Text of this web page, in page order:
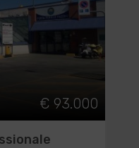
€ 93.000